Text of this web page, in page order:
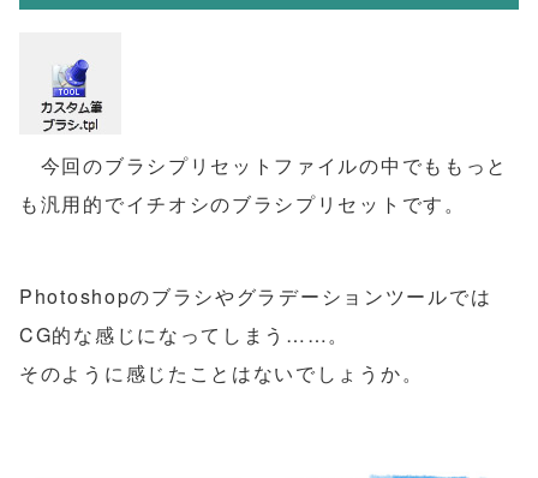
今回のブラシプリセットファイルの中でももっと
も汎用的でイチオシのブラシプリセットです。
Photoshopのブラシやグラデーションツールでは
CG的な感じになってしまう……。
そのように感じたことはないでしょうか。